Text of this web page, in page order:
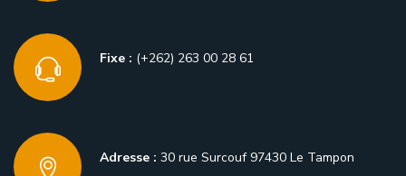
Fixe : (+262) 263 00 28 61
Adresse : 30 rue Surcouf 97430 Le Tampon